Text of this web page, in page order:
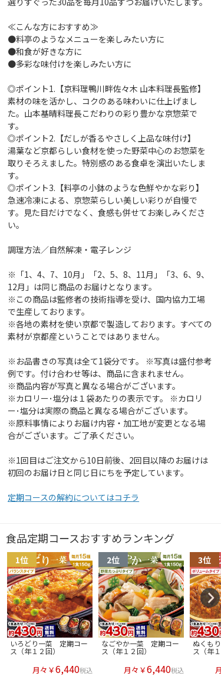
≪こんな方におすすめ≫
●料亭のようなメニューを楽しみたい方に
●和食が好きな方に
●多彩な味付けを楽しみたい方に
◎ポイント1.【京料理鴨川畔佐々木 山本料理長監修】
素材の味を活かし、コクのある味わいに仕上げまし
た。山本基晴料理長こだわりの彩り豊かな京惣菜で
す。
◎ポイント2.【だしが香るやさしく上品な味付け】
湯葉など京都らしい食材を使った野菜中心のお惣菜を
取りそろえました。特別感のある食卓を演出いたしま
す。
◎ポイント3.【料亭の小鉢のような色鮮やかな彩り】
急速冷凍による、京惣菜らしい美しい彩りが自慢で
す。見た目だけでなく、食感も併せてお楽しみくださ
い。
調理方法／自然解凍・電子レンジ
※「1、4、7、10月」「2、5、8、11月」「3、6、9、
12月」は同じ商品のお届けとなります。
※この商品は監修者の技術指導を受け、国内協力工場
で生産しております。
※各地の素材を使い京都で製造しております。すべての
素材が京都産ということではありません。
※お品書きの写真は全て1袋分です。 ※写真は盛付参考
例です。付け合わせ等は、商品に含まれません。
※商品内容が写真と異なる場合がございます。
※カロリー･塩分は１袋あたりの表示です。 ※カロリ
ー･塩分は実際の商品と異なる場合がございます。
※原料事情によりお届け内容・加工地が変更となる場
合がございます。ご了承ください。
※1回目はご注文から10日前後、2回目以降のお届けは
初回のお届け日と同じ日にちを予定しています。
定期コースの解約についてはコチラ
食品定期コースおすすめランキング
いろどり一菜 定期コー
ス（年１２回）
月々￥6,440税込
なごやか一菜 定期コー
ス（年１２回）
月々￥6,440税込
ぬくも
ス（年１